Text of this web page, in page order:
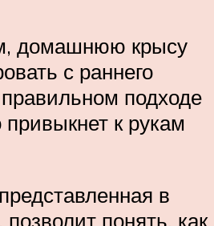
домашнюю крысу
с раннего
подходе
к рукам
в
понять, как